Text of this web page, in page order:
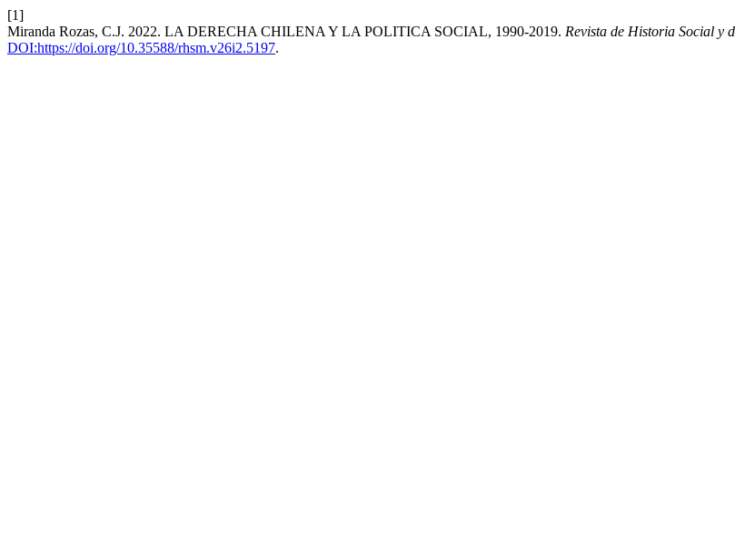
[1]
Miranda Rozas, C.J. 2022. LA DERECHA CHILENA Y LA POLITICA SOCIAL, 1990-2019. Revista de Historia Social y
DOI:https://doi.org/10.35588/rhsm.v26i2.5197.